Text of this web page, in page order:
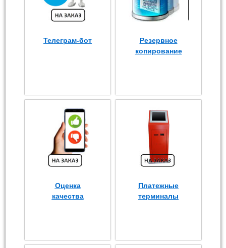
Телеграм-бот
Резервное
копирование
Оценка
качества
Платежные
терминалы